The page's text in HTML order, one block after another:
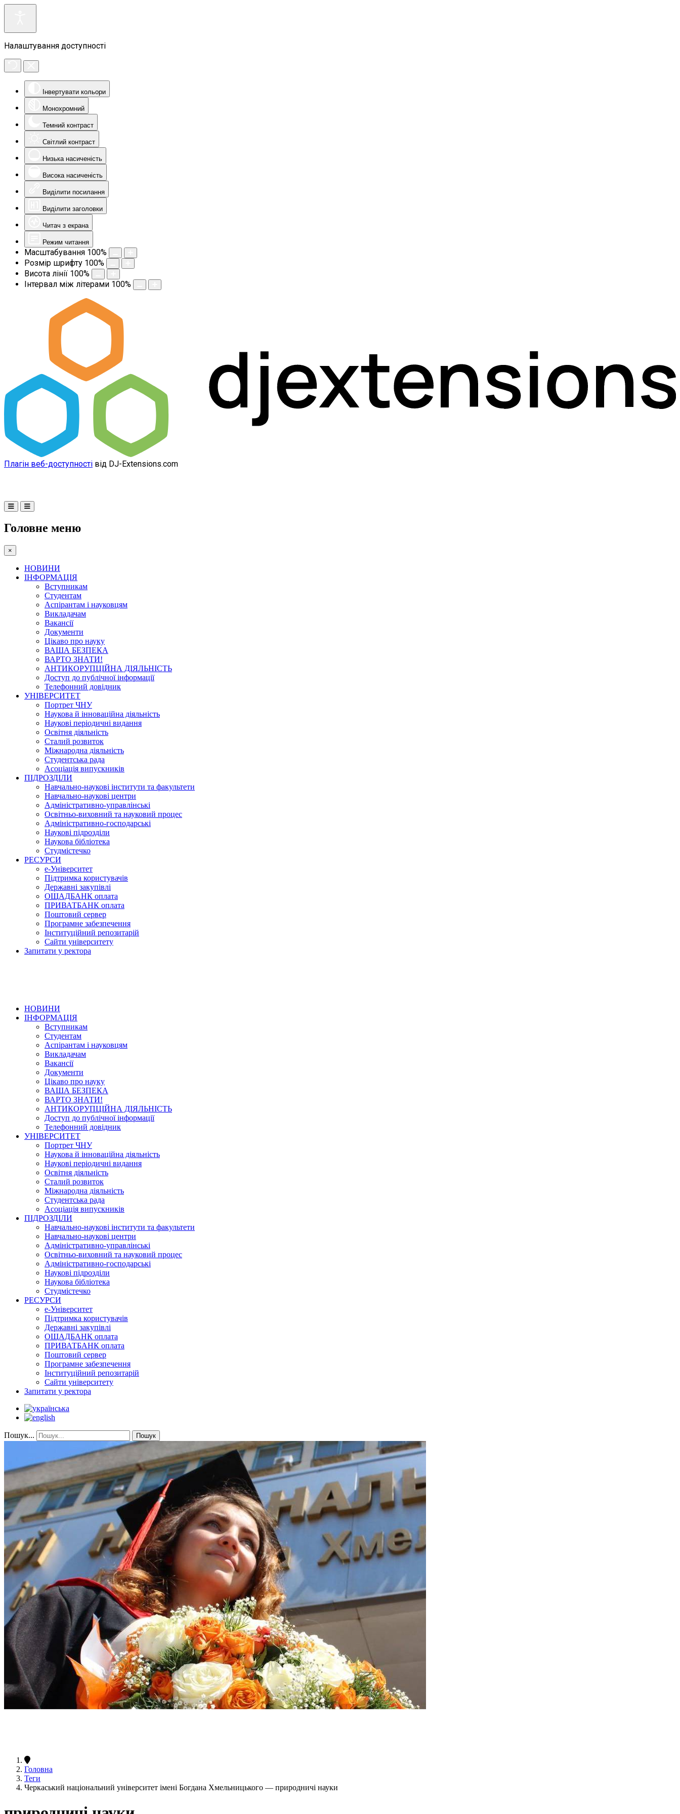
Налаштування доступності
Інвертувати кольори
Монохромний
Темний контраст
Світлий контраст
Низька насиченість
Висока насиченість
Виділити посилання
Виділити заголовки
Читач з екрана
Режим читання
Масштабування 100%
Розмір шрифту 100%
Висота лінії 100%
Інтервал між літерами 100%
Плагін веб-доступності від DJ-Extensions.com
Головне меню
×
НОВИНИ
ІНФОРМАЦІЯ
Вступникам
Студентам
Аспірантам і науковцям
Викладачам
Вакансії
Документи
Цікаво про науку
ВАША БЕЗПЕКА
ВАРТО ЗНАТИ!
АНТИКОРУПЦІЙНА ДІЯЛЬНІСТЬ
Доступ до публічної інформації
Телефонний довідник
УНІВЕРСИТЕТ
Портрет ЧНУ
Наукова й інноваційна діяльність
Наукові періодичні видання
Освітня діяльність
Сталий розвиток
Міжнародна діяльність
Студентська рада
Асоціація випускників
ПІДРОЗДІЛИ
Навчально-наукові інститути та факультети
Навчально-наукові центри
Адміністративно-управлінські
Освітньо-виховний та науковий процес
Адміністративно-господарські
Наукові підрозділи
Наукова бібліотека
Студмістечко
РЕСУРСИ
е-Університет
Підтримка користувачів
Державні закупівлі
ОЩАДБАНК оплата
ПРИВАТБАНК оплата
Поштовий сервер
Програмне забезпечення
Інституційний репозитарій
Сайти університету
Запитати у ректора
НОВИНИ
ІНФОРМАЦІЯ
Вступникам
Студентам
Аспірантам і науковцям
Викладачам
Вакансії
Документи
Цікаво про науку
ВАША БЕЗПЕКА
ВАРТО ЗНАТИ!
АНТИКОРУПЦІЙНА ДІЯЛЬНІСТЬ
Доступ до публічної інформації
Телефонний довідник
УНІВЕРСИТЕТ
Портрет ЧНУ
Наукова й інноваційна діяльність
Наукові періодичні видання
Освітня діяльність
Сталий розвиток
Міжнародна діяльність
Студентська рада
Асоціація випускників
ПІДРОЗДІЛИ
Навчально-наукові інститути та факультети
Навчально-наукові центри
Адміністративно-управлінські
Освітньо-виховний та науковий процес
Адміністративно-господарські
Наукові підрозділи
Наукова бібліотека
Студмістечко
РЕСУРСИ
е-Університет
Підтримка користувачів
Державні закупівлі
ОЩАДБАНК оплата
ПРИВАТБАНК оплата
Поштовий сервер
Програмне забезпечення
Інституційний репозитарій
Сайти університету
Запитати у ректора
Пошук... Пошук
Головна
Теги
Черкаський національний університет імені Богдана Хмельницького — природничі науки